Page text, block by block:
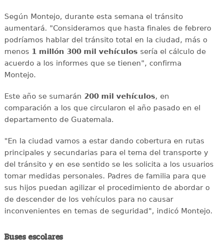
Según Montejo, durante esta semana el tránsito
aumentará. "Consideramos que hasta finales de febrero
podríamos hablar del tránsito total en la ciudad, más o
menos 1 millón 300 mil vehículossería el cálculo de
acuerdo a los informes que se tienen", confirma
Montejo.
Este año se sumarán 200 mil vehículos, en
comparación a los que circularon el año pasado en el
departamento de Guatemala.
"En la ciudad vamos a estar dando cobertura en rutas
principales y secundarias para el tema del transporte y
del tránsito y en ese sentido se les solicita a los usuarios
tomar medidas personales. Padres de familia para que
sus hijos puedan agilizar el procedimiento de abordar o
de descender de los vehículos para no causar
inconvenientes en temas de seguridad", indicó Montejo.
Buses escolares